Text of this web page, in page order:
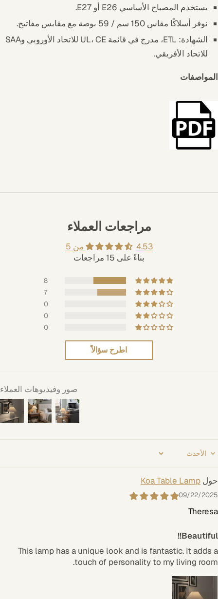
يستخدم المصباح الأساسي E26 أو E27.
نوفر أسلاكًا مقاس 150 سم / 59 بوصة مع مقابس مفاتيح.
الشهادة: ETL، مدرج في قائمة UL، CE للاتحاد الأوروبي وSAA
للاتحاد الأفريقي.
المواصفات
مراجعات العملاء
4.53 من 5
بناءً على 15 مراجعات
8
7
0
0
0
اطرح سؤالاً
صور وفيديوهات العملاء
Sort by
Koa Table Lamp
09/22/2025
Theresa
Beautiful!!
This lamp has a unique look and is fantastic. It adds a
touch of personality to my living room.